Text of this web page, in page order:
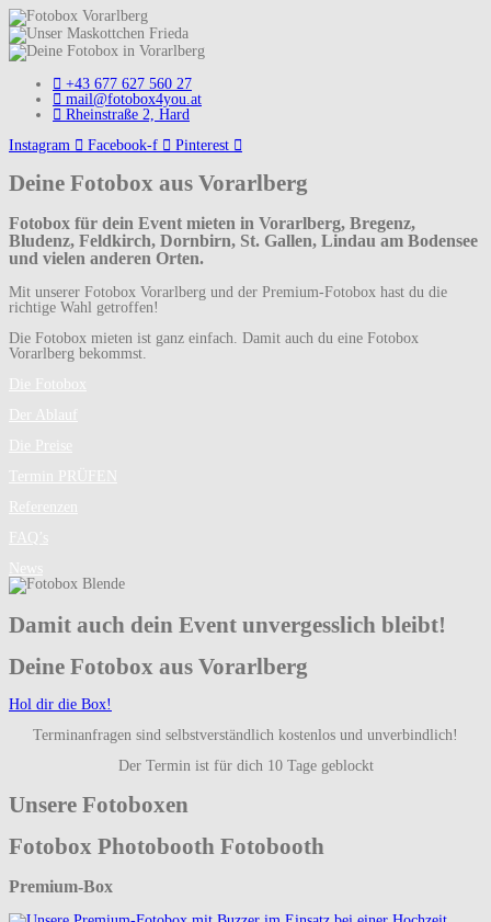
+43 677 627 560 27
mail@fotobox4you.at
Rheinstraße 2, Hard
Instagram
Facebook-f Pinterest
Deine Fotobox aus Vorarlberg
Fotobox für dein Event mieten in Vorarlberg, Bregenz,
Bludenz, Feldkirch, Dornbirn, St. Gallen, Lindau am Bodensee
und vielen anderen Orten.
Mit unserer Fotobox Vorarlberg und der Premium-Fotobox hast du die
richtige Wahl getroffen!
Die Fotobox mieten ist ganz einfach. Damit auch du eine Fotobox
Vorarlberg bekommst.
Die Fotobox
Der Ablauf
Die Preise
Termin PRÜFEN
Referenzen
FAQ’s
News
Damit auch dein Event unvergesslich bleibt!
Deine Fotobox aus Vorarlberg
Hol dir die Box!
Terminanfragen sind selbstverständlich kostenlos und unverbindlich!
Der Termin ist für dich 10 Tage geblockt
Unsere Fotoboxen
Fotobox Photobooth Fotobooth
Premium-Box